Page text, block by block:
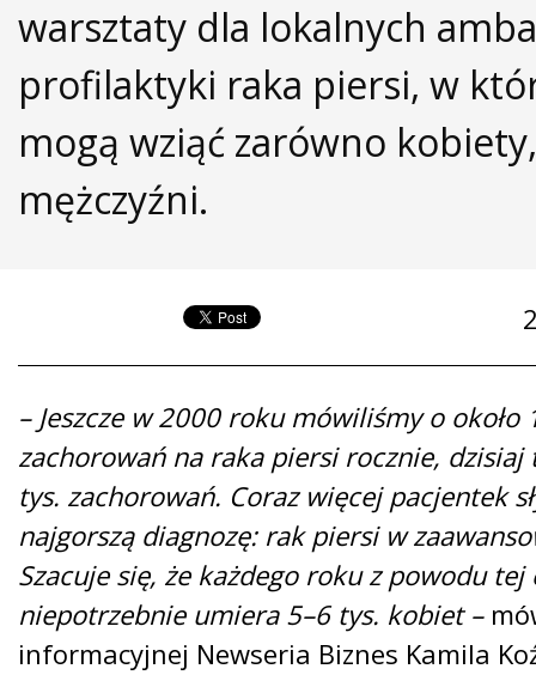
warsztaty dla lokalnych
profilaktyki raka piersi, w
mogą wziąć zarówno
mężczyźni.
– Jeszcze w 2000 roku mówiliśmy o około
zachorowań na raka piersi rocznie,
tys. zachorowań. Coraz więcej pacjentek
najgorszą diagnozę: rak piersi w
Szacuje się, że każdego roku z powodu tej
niepotrzebnie umiera 5–6 tys. kobiet –
informacyjnej Newseria Biznes Kamila